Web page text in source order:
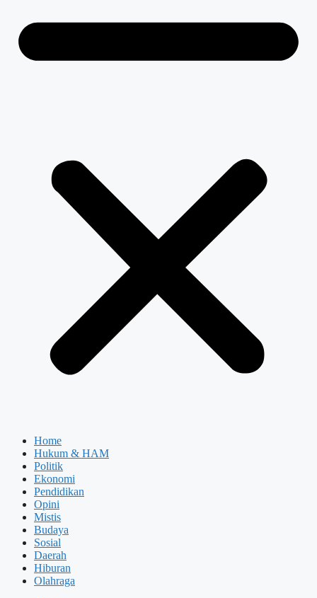
Home
Hukum & HAM
Politik
Ekonomi
Pendidikan
Opini
Mistis
Budaya
Sosial
Daerah
Hiburan
Olahraga